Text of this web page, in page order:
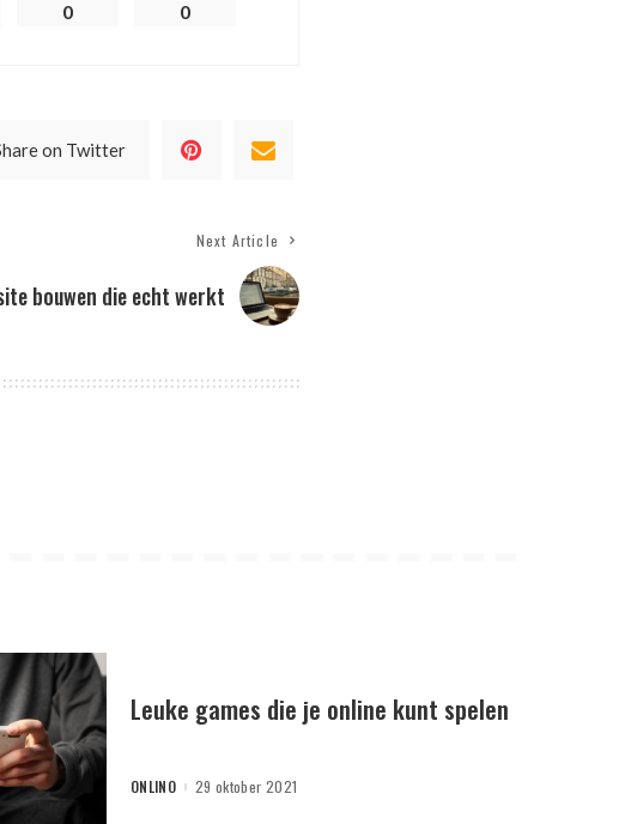
0 0
on Twitter
Next Article
bouwen die echt werkt
Leuke games die je online kunt spelen
POSTED
ONLINO 29 oktober 2021